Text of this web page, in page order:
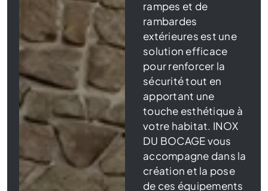
rampes et de
rambardes
extérieures est une
solution efficace
pour renforcer la
sécurité tout en
apportant une
touche esthétique à
votre habitat. INOX
DU BOCAGE vous
accompagne dans la
création et la pose
de ces équipements